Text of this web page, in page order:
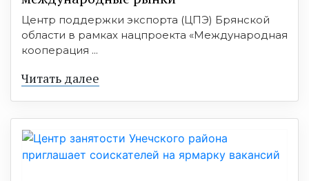
Центр поддержки экспорта (ЦПЭ) Брянской
области в рамках нацпроекта «Международная
кооперация ...
Читать далее